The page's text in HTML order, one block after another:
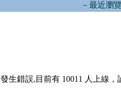
－最近瀏
生錯誤,目前有 10011 人上線